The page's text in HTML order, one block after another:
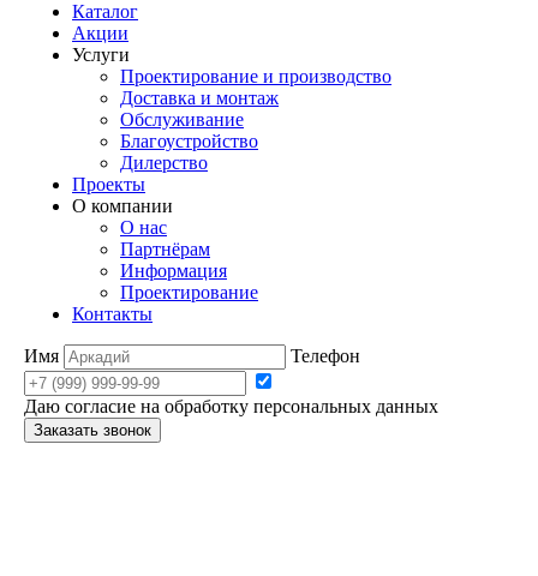
Каталог
Акции
Услуги
Проектирование и производство
Доставка и монтаж
Обслуживание
Благоустройство
Дилерство
Проекты
О компании
О нас
Партнёрам
Информация
Проектирование
Контакты
Имя Телефон
Даю согласие на обработку персональных данных
Заказать звонок